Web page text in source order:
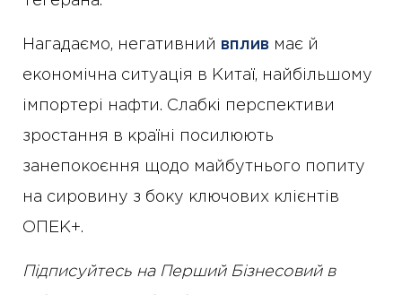
Нагадаємо, негативний вплив має й
економічна ситуація в Китаї, найбільшому
імпортері нафти. Слабкі перспективи
зростання в країні посилюють
занепокоєння щодо майбутнього попиту
на сировину з боку ключових клієнтів
ОПЕК+.
Підписуйтесь на Перший Бізнесовий в